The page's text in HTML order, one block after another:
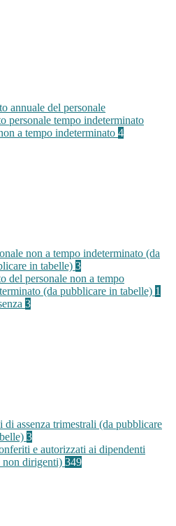
annuale del personale
personale tempo indeterminato
a tempo indeterminato 4
non a tempo indeterminato (da
in tabelle) 3
del personale non a tempo
(da pubblicare in tabelle) 1
3
di assenza trimestrali (da pubblicare
3
e autorizzati ai dipendenti
non dirigenti) 349